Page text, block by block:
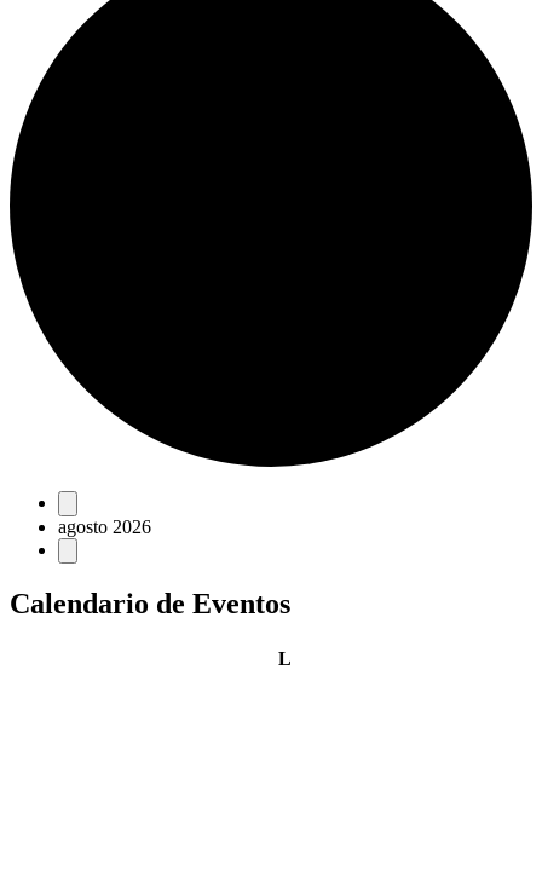
Eventos
agosto 2026
Calendario de Eventos
Llunes